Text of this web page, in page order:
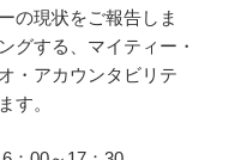
の現状をご報告しま
グする、マイティー・
・アカウンタビリテ
す。